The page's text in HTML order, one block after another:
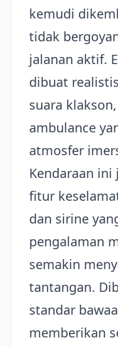
kemudi
tidak
jalanan aktif.
dibuat
suara
ambulance
atmosfer
Kendaraan
fitur
dan sirine
pengalaman
semakin
tantangan.
standar
memberikan